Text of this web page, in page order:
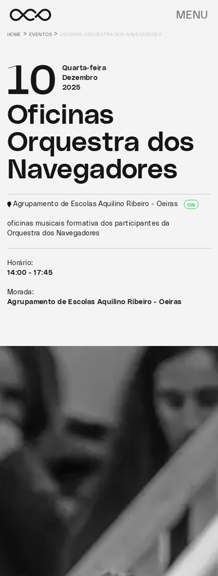
MENU
HOME >EVENTOS >OFICINAS ORQUESTRA DOS NAVEGADORES
Quarta-feira
Dezembro
2025
10
Oficinas
Orquestra dos
Navegadores
Agrupamento de Escolas Aquilino Ribeiro - Oeiras ON
oficinas musicais formativa dos participantes da
Orquestra dos Navegadores
Horário:
14:00 - 17:45
Morada:
Agrupamento de Escolas Aquilino Ribeiro - Oeiras